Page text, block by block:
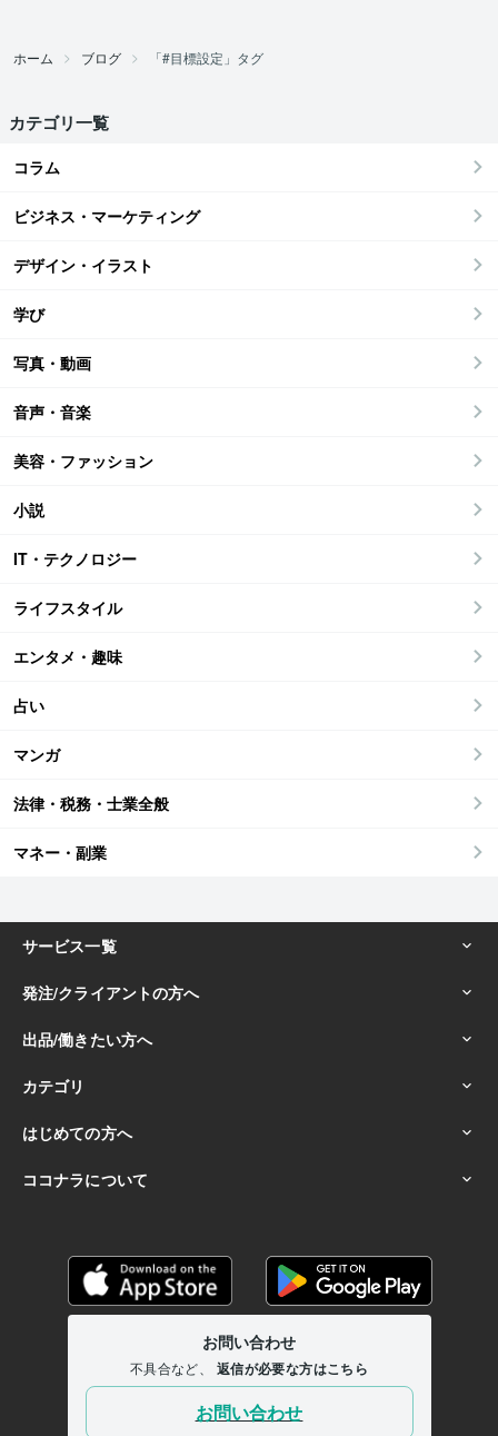
ホーム ブログ 「#目標設定」タグ
カテゴリ一覧
コラム
ビジネス・マーケティング
デザイン・イラスト
学び
写真・動画
音声・音楽
美容・ファッション
小説
IT・テクノロジー
ライフスタイル
エンタメ・趣味
占い
マンガ
法律・税務・士業全般
マネー・副業